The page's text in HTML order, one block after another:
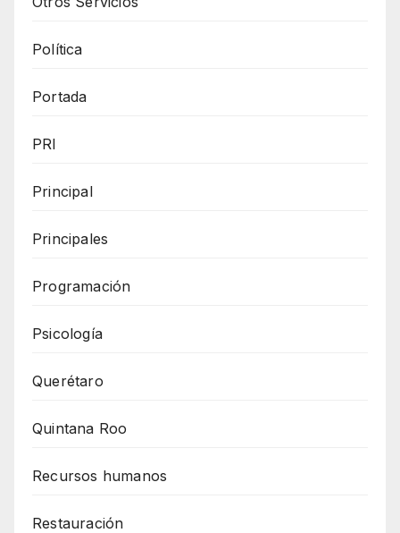
Política
Portada
PRI
Principal
Principales
Programación
Psicología
Querétaro
Quintana Roo
Recursos humanos
Restauración